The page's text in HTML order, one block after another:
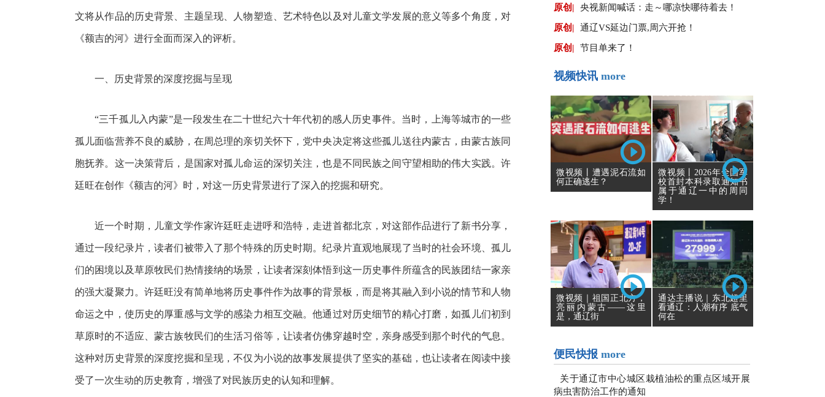
文将从作品的历史背景、主题呈现、人物塑造、艺术特色以及对儿童文学发展的意义等多个角度，对
《额吉的河》进行全面而深入的评析。
一、历史背景的深度挖掘与呈现
“三千孤儿入内蒙”是一段发生在二十世纪六十年代初的感人历史事件。当时，上海等城市的一些
孤儿面临营养不良的威胁，在周总理的亲切关怀下，党中央决定将这些孤儿送往内蒙古，由蒙古族同
胞抚养。这一决策背后，是国家对孤儿命运的深切关注，也是不同民族之间守望相助的伟大实践。许
廷旺在创作《额吉的河》时，对这一历史背景进行了深入的挖掘和研究。
近一个时期，儿童文学作家许廷旺走进呼和浩特，走进首都北京，对这部作品进行了新书分享，
通过一段纪录片，读者们被带入了那个特殊的历史时期。纪录片直观地展现了当时的社会环境、孤儿
们的困境以及草原牧民们热情接纳的场景，让读者深刻体悟到这一历史事件所蕴含的民族团结一家亲
的强大凝聚力。许廷旺没有简单地将历史事件作为故事的背景板，而是将其融入到小说的情节和人物
命运之中，使历史的厚重感与文学的感染力相互交融。他通过对历史细节的精心打磨，如孤儿们初到
草原时的不适应、蒙古族牧民们的生活习俗等，让读者仿佛穿越时空，亲身感受到那个时代的气息。
这种对历史背景的深度挖掘和呈现，不仅为小说的故事发展提供了坚实的基础，也让读者在阅读中接
受了一次生动的历史教育，增强了对民族历史的认知和理解。
原创| 央视新闻喊话：走～哪凉快哪待着去！
原创| 通辽VS延边门票,周六开抢！
原创| 节目单来了！
视频快讯 more
微视频丨遭遇泥石流如
何正确逃生？
微视频丨2026年全国军
校首封本科录取通知书
属于通辽一中的周同
学！
微视频｜祖国正北方，
亮丽内蒙古——这里
是，通辽街
通达主播说｜东北超里
看通辽：人潮有序 底气
何在
便民快报 more
关于通辽市中心城区栽植油松的重点区域开展
病虫害防治工作的通知